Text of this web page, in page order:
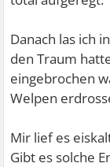
Danach las ich
den Traum
eingebrochen
Welpen
Mir lief es
Gibt es solche